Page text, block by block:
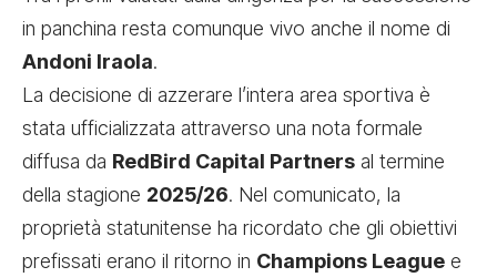
in panchina resta comunque vivo anche il nome di
Andoni Iraola.
La decisione di azzerare l’intera area sportiva è
stata ufficializzata attraverso una nota formale
diffusa da RedBird Capital Partners al termine
della stagione 2025/26. Nel comunicato, la
proprietà statunitense ha ricordato che gli obiettivi
prefissati erano il ritorno in Champions League e